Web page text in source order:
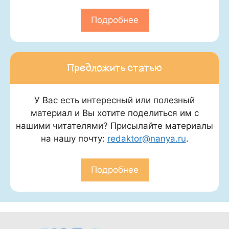
Подробнее
Предложить статью
У Вас есть интересный или полезный
материал и Вы хотите поделиться им с
нашими читателями? Присылайте материалы
на нашу почту: redaktor@nanya.ru.
Подробнее